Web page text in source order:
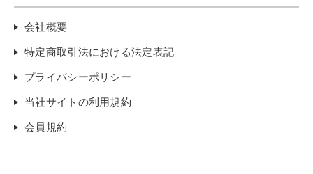
会社概要
特定商取引法における法定表記
プライバシーポリシー
当社サイトの利用規約
会員規約